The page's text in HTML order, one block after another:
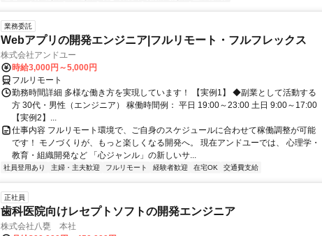
業務委託
Webアプリの開発エンジニア|フルリモート・フルフレックス
株式会社アンドユー
時給3,000円～5,000円
フルリモート
勤務時間詳細 多様な働き方を実現しています！ 【実例1】 ◆副業として活動する
方 30代・男性（エンジニア） 稼働時間例： 平日 19:00～23:00 土日 9:00～17:00
【実例2】...
仕事内容 フルリモート環境で、ご自身のスケジュールに合わせて稼働調整が可能
です！ モノづくりが、もっと楽しくなる開発へ。 現在アンドユーでは、 心理学・
教育・組織開発など 「心ジャンル」の新しいサ...
社員登用あり 主婦・主夫歓迎 フルリモート 経験者歓迎 在宅OK 交通費支給
正社員
歯科医院向けレセプトソフトの開発エンジニア
株式会社八甕 本社